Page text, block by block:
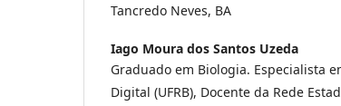
Tancredo Neves, BA
Iago Moura dos Santos Uzeda
Graduado em Biologia. Especialista
Digital (UFRB), Docente da Rede